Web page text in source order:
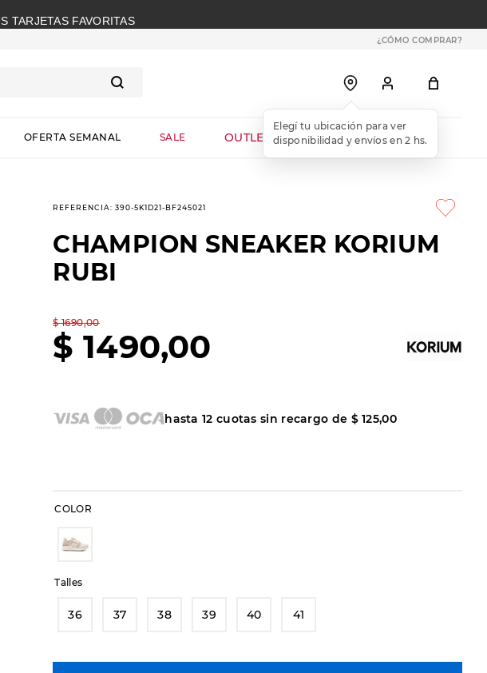
TARJETAS FAVORITAS
¿CÓMO COMPRAR?
OFERTA SEMANAL SALE OUTLET WEB
REFERENCIA:390-5K1D21-BF245021
CHAMPION SNEAKER KORIUM
RUBI
$ 1690,00
$ 1490,00
hasta12 cuotas sin recargo de $ 125,00
COLOR
Talles
36 37 38 39 40 41